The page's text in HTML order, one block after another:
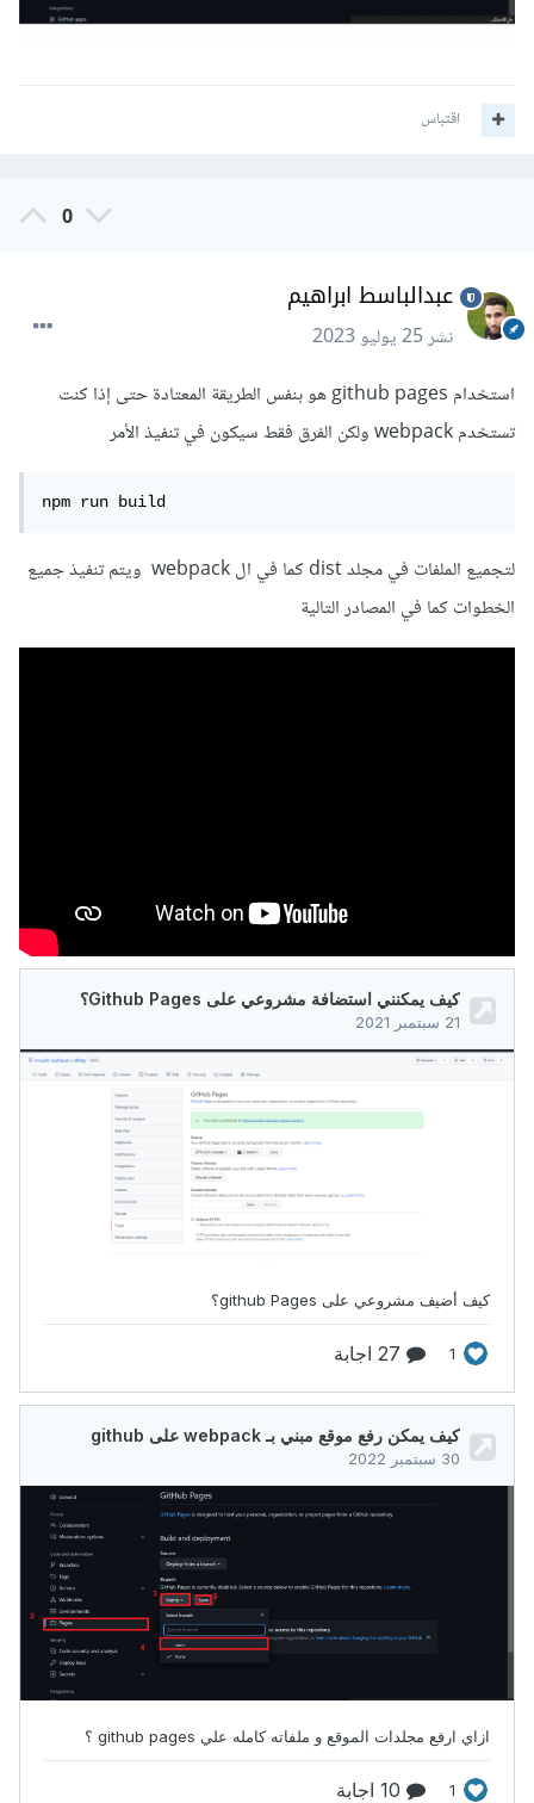
اقتباس
0
عبدالباسط ابراهيم
نشر25 يوليو 2023
استخدام github pages هو بنفس الطريقة المعتادة حتى إذا كنت
تستخدم webpack ولكن الفرق فقط سيكون في تنفيذ الأمر
npm run build
لتجميع الملفات في مجلد dist كما في ال webpack ويتم تنفيذ جميع
الخطوات كما في المصادر التالية